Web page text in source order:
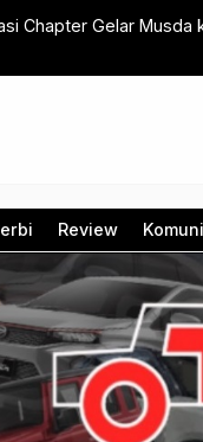
Semester I 2024 Capai
Review